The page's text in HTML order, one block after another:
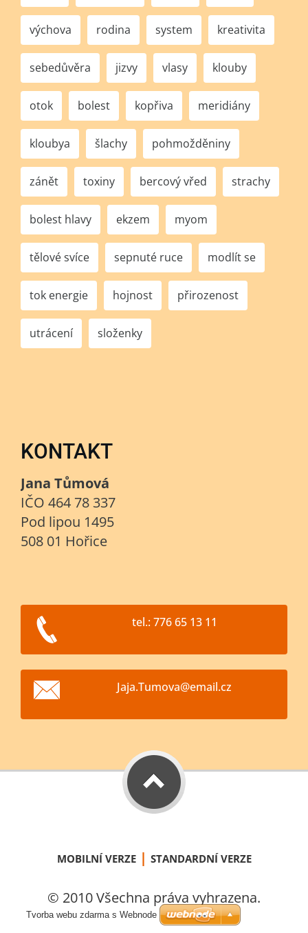
výchova rodina system kreativita
sebedůvěra jizvy vlasy klouby
otok bolest kopřiva meridiány
kloubya šlachy pohmožděniny
zánět toxiny bercový vřed strachy
bolest hlavy ekzem myom
tělové svíce sepnuté ruce modlít se
tok energie hojnost přirozenost
utrácení složenky
KONTAKT
Jana Tůmová
IČO 464 78 337
Pod lipou 1495
508 01 Hořice
tel.: 776 65 13 11
Jaja.Tumova@email.cz
MOBILNÍ VERZE | STANDARDNÍ VERZE
© 2010 Všechna práva vyhrazena.
Tvorba webu zdarma s Webnode